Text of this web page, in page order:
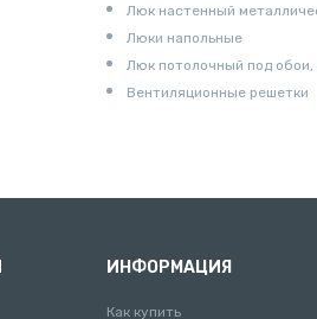
Люк настенный
Люки напольные
Люк потолочный под обои,
Вентиляционные решетки
ИНФОРМАЦИЯ
Как купить